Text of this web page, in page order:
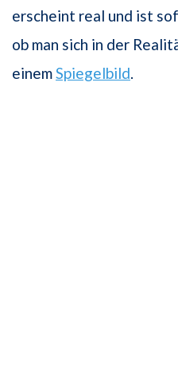
erscheint real und ist
ob man sich in der
einemSpiegelbild.